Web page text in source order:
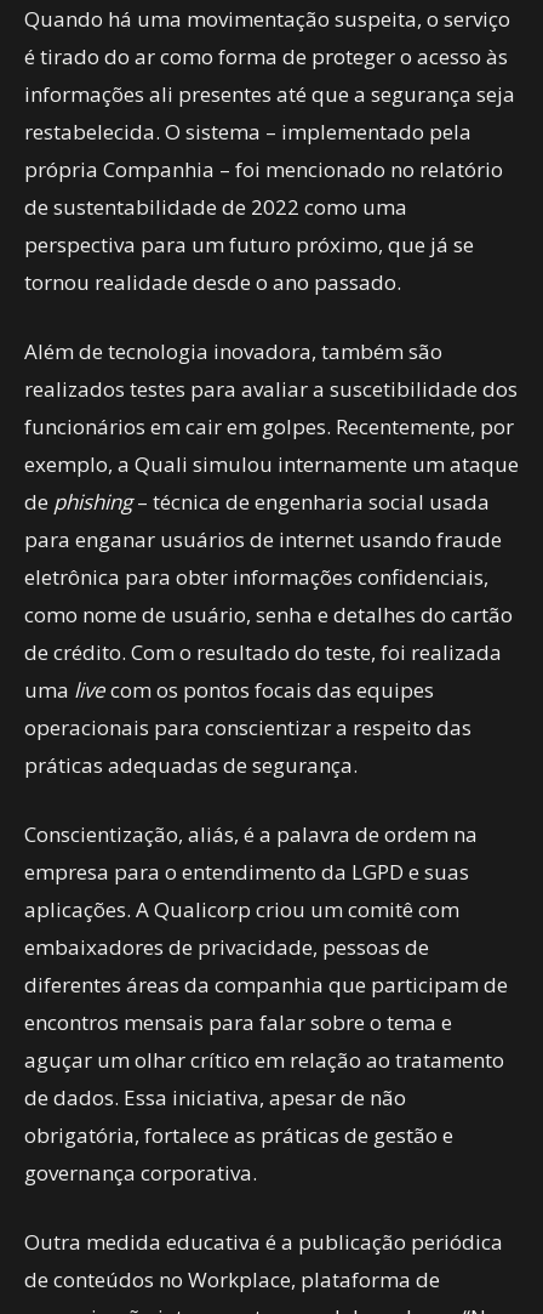
Quando há uma movimentação suspeita, o serviço
é tirado do ar como forma de proteger o acesso às
informações ali presentes até que a segurança seja
restabelecida. O sistema – implementado pela
própria Companhia – foi mencionado no relatório
de sustentabilidade de 2022 como uma
perspectiva para um futuro próximo, que já se
tornou realidade desde o ano passado.
Além de tecnologia inovadora, também são
realizados testes para avaliar a suscetibilidade dos
funcionários em cair em golpes. Recentemente, por
exemplo, a Quali simulou internamente um ataque
de phishing– técnica de engenharia social usada
para enganar usuários de internet usando fraude
eletrônica para obter informações confidenciais,
como nome de usuário, senha e detalhes do cartão
de crédito. Com o resultado do teste, foi realizada
uma livecom os pontos focais das equipes
operacionais para conscientizar a respeito das
práticas adequadas de segurança.
Conscientização, aliás, é a palavra de ordem na
empresa para o entendimento da LGPD e suas
aplicações. A Qualicorp criou um comitê com
embaixadores de privacidade, pessoas de
diferentes áreas da companhia que participam de
encontros mensais para falar sobre o tema e
aguçar um olhar crítico em relação ao tratamento
de dados. Essa iniciativa, apesar de não
obrigatória, fortalece as práticas de gestão e
governança corporativa.
Outra medida educativa é a publicação periódica
de conteúdos no Workplace, plataforma de